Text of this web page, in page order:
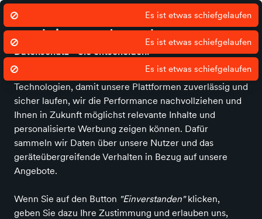
Wir nutzen Cookies um unsere Dienste
zu erbringen und zu verbessern.
Datenschutz - Sie entscheiden!
avendu und unsere Partner nutzen Cookies und andere
Technologien, damit unsere Plattformen zuverlässig und
sicher laufen, wir die Performance nachvollziehen und
Ihnen in Zukunft möglichst relevante Inhalte und
personalisierte Werbung zeigen können. Dafür
sammeln wir Daten über unsere Nutzer und das
geräteübergreifende Verhalten in Bezug auf unsere
Angebote.
Wenn Sie auf den Button "Einverstanden"klicken,
geben Sie dazu Ihre Zustimmung und erlauben uns,
Startseite